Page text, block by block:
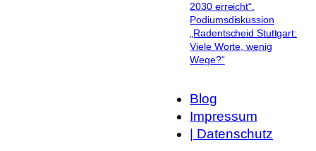
2030 erreicht“.
Podiumsdiskussion
„Radentscheid Stuttgart:
Viele Worte, wenig
Wege?“
Blog
Impressum
| Datenschutz